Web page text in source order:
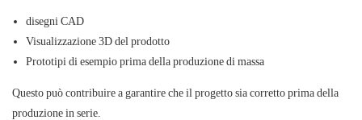
disegni CAD
Visualizzazione 3D del prodotto
Prototipi di esempio prima della produzione di massa
Questo può contribuire a garantire che il progetto sia corretto prima della
produzione in serie.